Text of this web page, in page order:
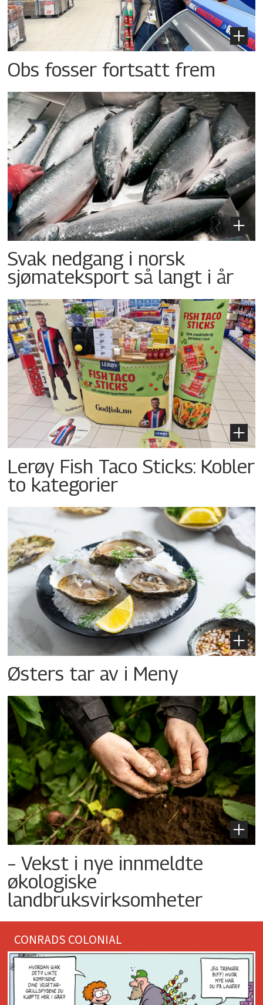
Obs fosser fortsatt frem
Svak nedgang i norsk
sjømateksport så langt i år
Lerøy Fish Taco Sticks: Kobler
to kategorier
Østers tar av i Meny
– Vekst i nye innmeldte
økologiske
landbruksvirksomheter
CONRADS COLONIAL